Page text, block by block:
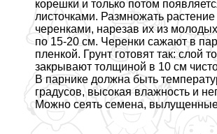
корешки и только потом
листочками. Размножать
черенками, нарезав их из
по 15-20 см. Черенки сажают в
пленкой. Грунт готовят так: слой
закрывают толщиной в 10 см
В парнике должна быть
градусов, высокая влажность и
Можно сеять семена,